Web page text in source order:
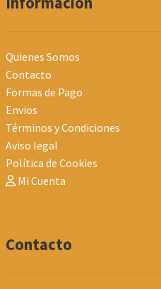
Quienes Somos
Contacto
Formas de Pago
Envios
Términos y Condiciones
Aviso legal
Política de Cookies
Mi Cuenta
Contacto